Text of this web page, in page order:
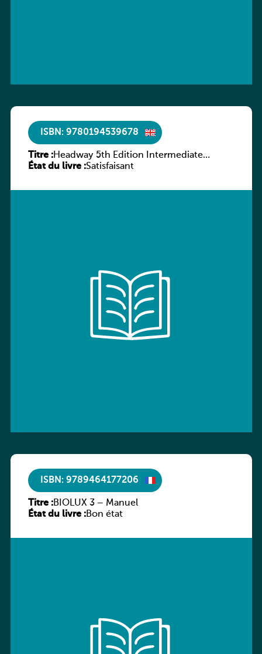
ISBN: 9780194539678
Titre :Headway 5th Edition Intermediate
Workbook without key
État du livre :Satisfaisant
ISBN: 9789464177206
Titre :BIOLUX 3 – Manuel
État du livre :Bon état